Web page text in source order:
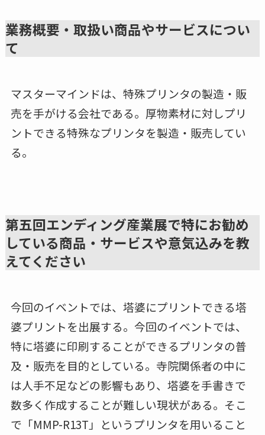
業務概要・取扱い商品やサービスについ
て
マスターマインドは、特殊プリンタの製造・販
売を手がける会社である。厚物素材に対しプリ
ントできる特殊なプリンタを製造・販売してい
る。
第五回エンディング産業展で特にお勧め
している商品・サービスや意気込みを教
えてください
今回のイベントでは、塔婆にプリントできる塔
婆プリントを出展する。今回のイベントでは、
特に塔婆に印刷することができるプリンタの普
及・販売を目的としている。寺院関係者の中に
は人手不足などの影響もあり、塔婆を手書きで
数多く作成することが難しい現状がある。そこ
で「MMP-R13T」というプリンタを用いること